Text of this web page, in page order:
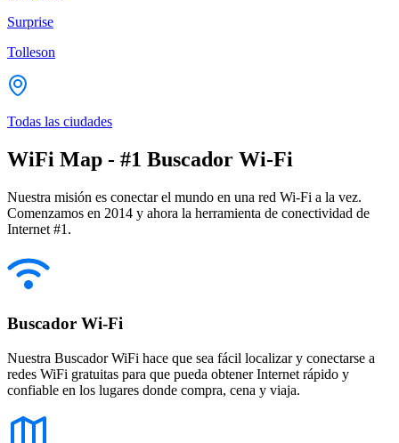
Surprise
Tolleson
Todas las ciudades
WiFi Map - #1 Buscador Wi-Fi
Nuestra misión es conectar el mundo en una red Wi-Fi a la vez.
Comenzamos en 2014 y ahora la herramienta de conectividad de
Internet #1.
Buscador Wi-Fi
Nuestra Buscador WiFi hace que sea fácil localizar y conectarse a
redes WiFi gratuitas para que pueda obtener Internet rápido y
confiable en los lugares donde compra, cena y viaja.